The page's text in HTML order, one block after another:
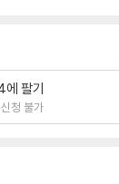
에 팔기
청 불가